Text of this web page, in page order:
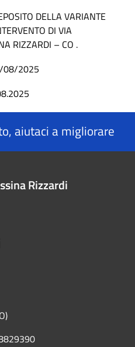
DELLA VARIANTE
DI VIA
RIZZARDI – CO .
08/2025
aiutaci a migliorare
Rizzardi